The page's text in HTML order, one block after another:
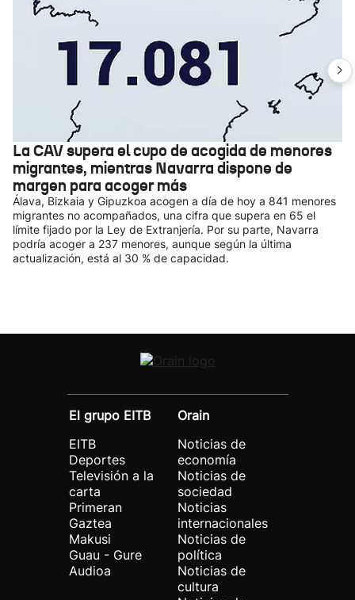
La CAV supera el cupo de acogida de menores
migrantes, mientras Navarra dispone de
margen para acoger más
Álava, Bizkaia y Gipuzkoa acogen a día de hoy a 841 menores
migrantes no acompañados, una cifra que supera en 65 el
límite fijado por la Ley de Extranjería. Por su parte, Navarra
podría acoger a 237 menores, aunque según la última
actualización, está al 30 % de capacidad.
El grupo EITB
EITB
Deportes
Televisión a la
carta
Primeran
Gaztea
Makusi
Guau - Gure
Audioa
Orain
Noticias de
economía
Noticias de
sociedad
Noticias
internacionales
Noticias de
política
Noticias de
cultura